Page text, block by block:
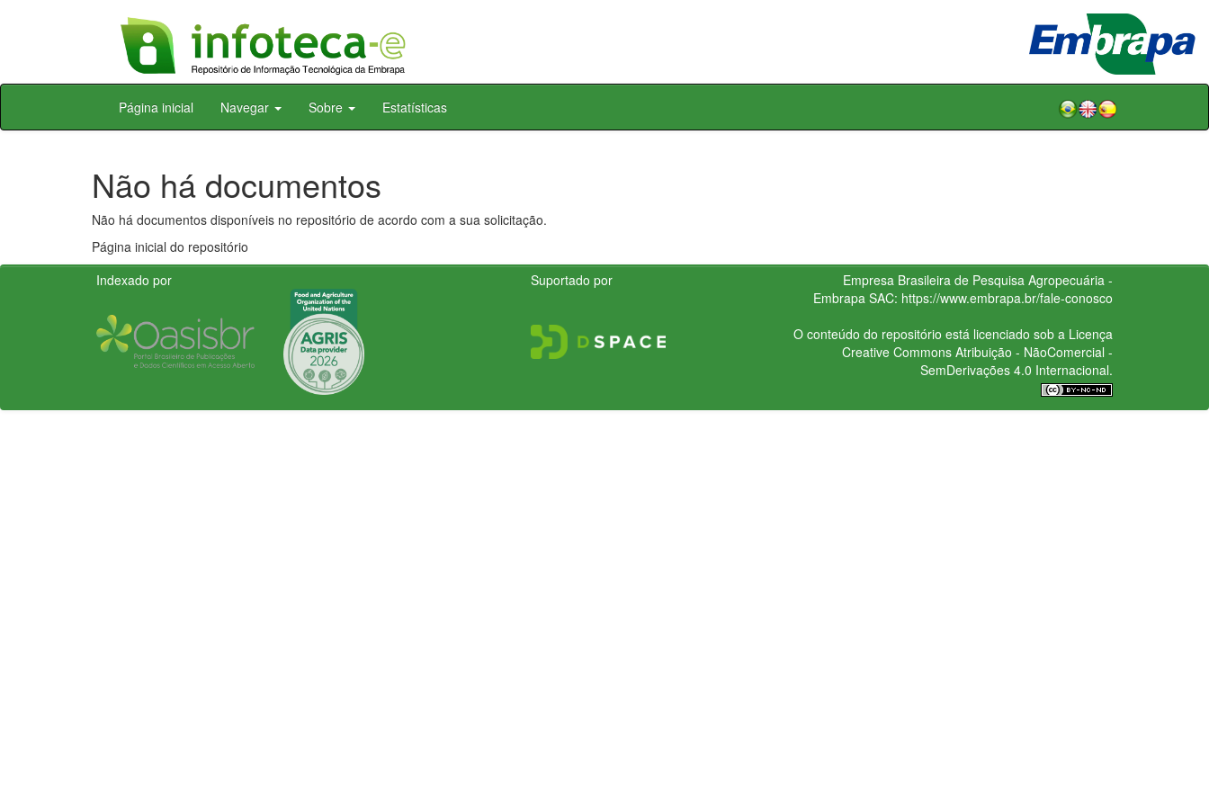
Skip
Página inicial Navegar Sobre Estatísticas
Não há documentos
Não há documentos disponíveis no repositório de acordo com a sua solicitação.
Página inicial do repositório
Indexado por
Suportado por
Empresa Brasileira de Pesquisa Agropecuária -
Embrapa SAC: https://www.embrapa.br/fale-conosco
O conteúdo do repositório está licenciado sob a Licença
Creative CommonsAtribuição - NãoComercial -
SemDerivações 4.0 Internacional.